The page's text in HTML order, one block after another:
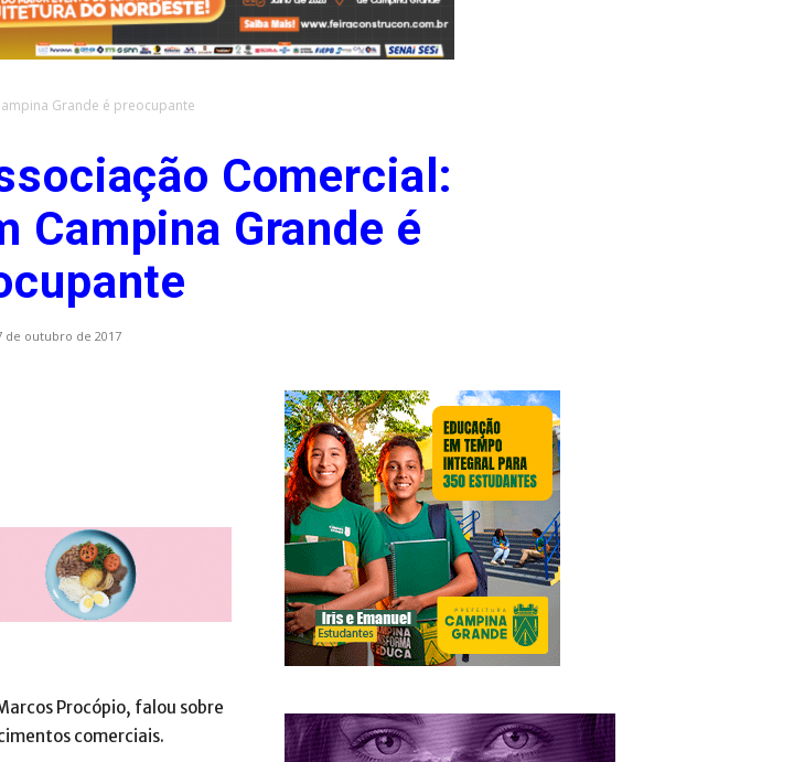
.com.br
Grande é preocupante
Comercial:
Campina Grande é
de outubro de 2017
Procópio, falou sobre
comerciais.